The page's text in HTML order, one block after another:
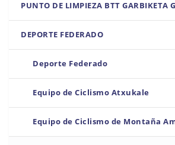
PUNTO DE LIMPIEZA BTT GARBIKETA
DEPORTE FEDERADO
Deporte Federado
Equipo de Ciclismo Atxukale
Equipo de Ciclismo de Montaña